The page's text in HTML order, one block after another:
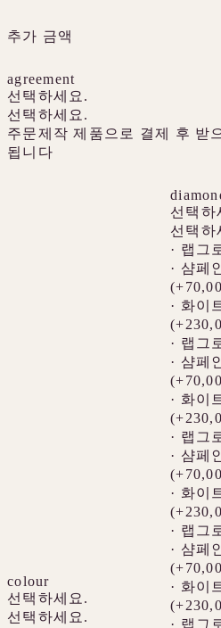
추가 금액
agreement
선택하세요.
선택하세요.
주문제작 제품으로 결제 후 받
됩니다
colour
선택하세요.
선택하세요.
선택하
선택하
· 랩그
· 샴페
· 화이
· 랩그
· 샴페
· 화이
· 랩그
· 샴페
· 화이
· 랩그
· 샴페
· 화이
· 랩그